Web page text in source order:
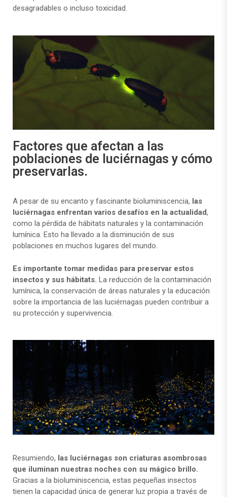
desagradables o incluso toxicidad.
Factores que afectan a las
poblaciones de luciérnagas y cómo
preservarlas.
A pesar de su encanto y fascinante bioluminiscencia, las
luciérnagas enfrentan varios desafíos en la actualidad,
como la pérdida de hábitats naturales y la contaminación
lumínica. Esto ha llevado a la disminución de sus
poblaciones en muchos lugares del mundo.
Es importante tomar medidas para preservar estos
insectos y sus hábitats. La reducción de la contaminación
lumínica, la conservación de áreas naturales y la educación
sobre la importancia de las luciérnagas pueden contribuir a
su protección y supervivencia.
Resumiendo, las luciérnagas son criaturas asombrosas
que iluminan nuestras noches con su mágico brillo.
Gracias a la bioluminiscencia, estas pequeñas insectos
tienen la capacidad única de generar luz propia a través de